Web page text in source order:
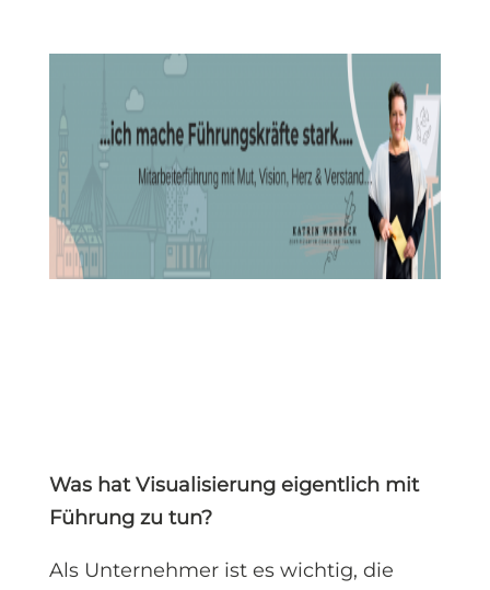
Was hat Visualisierung eigentlich mit
Führung zu tun?
Als Unternehmer ist es wichtig, die